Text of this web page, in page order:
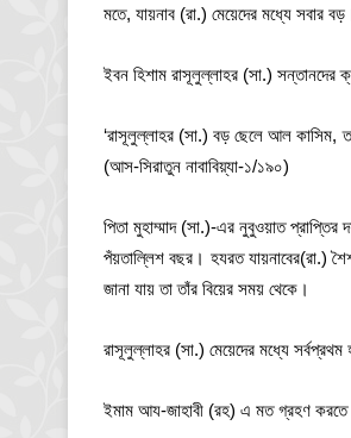
মতে, যায়নাব (রা.) মেয়েদের মধ্যে সবার
ইবন হিশাম রাসূলুল্লাহর (সা.) সন্তানদের
‘রাসূলুল্লাহর (সা.) বড় ছেলে আল কাসিম,
(আস-সিরাতুন নাবাবিয়্যা-১/১৯০)
পিতা মুহাম্মাদ (সা.)-এর নুবুওয়াত
পঁয়তাল্লিশ বছর। হযরত যায়নাবের(রা.)
জানা যায় তা তাঁর বিয়ের সময় থেকে।
রাসূলুল্লাহর (সা.) মেয়েদের মধ্যে
ইমাম আয-জাহাবী (রহ) এ মত গ্রহণ করতে